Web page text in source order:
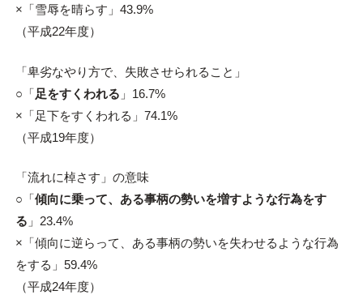
×「雪辱を晴らす」43.9%
（平成22年度）
「卑劣なやり方で、失敗させられること」
○「足をすくわれる 」16.7%
×「足下をすくわれる」74.1%
（平成19年度）
「流れに棹さす」の意味
○「傾向に乗って、ある事柄の勢いを増すような行為をす
る 」23.4%
×「傾向に逆らって、ある事柄の勢いを失わせるような行為
をする」59.4%
（平成24年度）